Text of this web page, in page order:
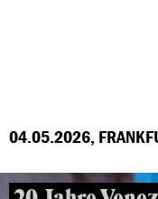
04.05.2026,